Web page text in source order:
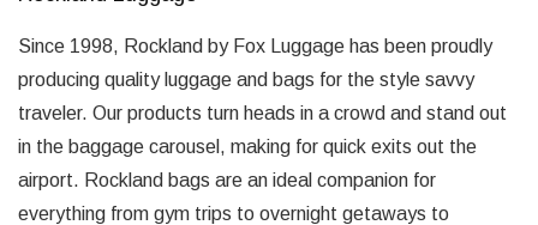
Since 1998, Rockland by Fox Luggage has been proudly
producing quality luggage and bags for the style savvy
traveler. Our products turn heads in a crowd and stand out
in the baggage carousel, making for quick exits out the
airport. Rockland bags are an ideal companion for
everything from gym trips to overnight getaways to